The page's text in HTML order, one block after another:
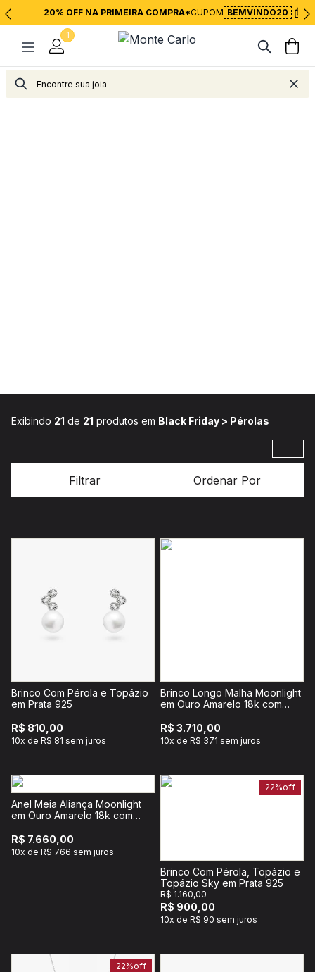
20% OFF NA PRIMEIRA COMPRA*CUPOM BEMVINDO20
1
Exibindo 21 de 21 produtos em Black Friday > Pérolas
Filtrar Ordenar Por
Brinco Com Pérola e Topázio
em Prata 925
R$ 810,00
10x de R$ 81 sem juros
Brinco Longo Malha Moonlight
em Ouro Amarelo 18k com
R$ 3.710,00
10x de R$ 371 sem juros
Anel Meia Aliança Moonlight
em Ouro Amarelo 18k com
R$ 7.660,00
10x de R$ 766 sem juros
22%off
Brinco Com Pérola, Topázio e
Topázio Sky em Prata 925
R$ 1.160,00
R$ 900,00
10x de R$ 90 sem juros
22%off